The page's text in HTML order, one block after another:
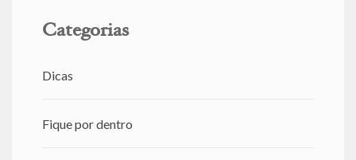
Categorias
Dicas
Fique por dentro